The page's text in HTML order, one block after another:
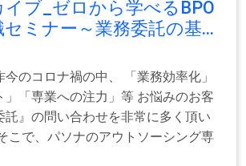
ブ_ゼロから学べるBPO
ミナー～業務委託の基...
のコロナ禍の中、 「業務効率化」
」「専業への注力」等 お悩みのお客
託』の問い合わせを非常に多く頂い
こで、パソナのアウトソーシング専